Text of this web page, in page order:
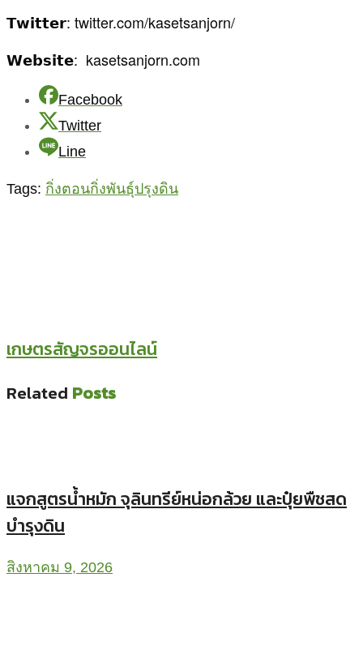
𝗧𝘄𝗶𝘁𝘁𝗲𝗿: twitter.com/kasetsanjorn/
𝗪𝗲𝗯𝘀𝗶𝘁𝗲: kasetsanjorn.com
Facebook
Twitter
Line
Tags: กิ่งตอนกิ่งพันธุ์ปรุงดิน
เกษตรสัญจรออนไลน์
Related Posts
แจกสูตรน้ำหมัก จุลินทรีย์หน่อกล้วย และปุ๋ยพืชสด
บำรุงดิน
สิงหาคม 9, 2026